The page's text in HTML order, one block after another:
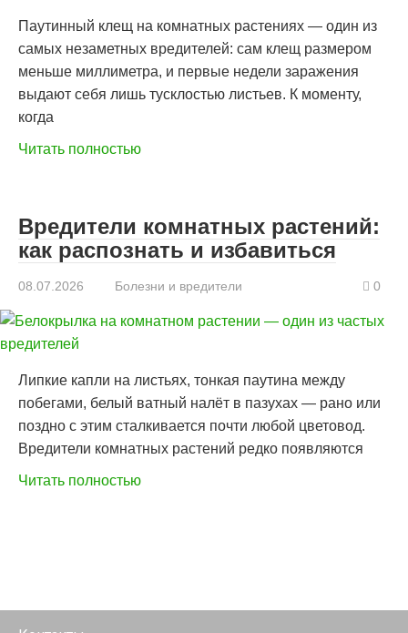
Паутинный клещ на комнатных растениях — один из
самых незаметных вредителей: сам клещ размером
меньше миллиметра, и первые недели заражения
выдают себя лишь тусклостью листьев. К моменту,
когда
Читать полностью
Вредители комнатных растений:
как распознать и избавиться
08.07.2026 Болезни и вредители 0
Липкие капли на листьях, тонкая паутина между
побегами, белый ватный налёт в пазухах — рано или
поздно с этим сталкивается почти любой цветовод.
Вредители комнатных растений редко появляются
Читать полностью